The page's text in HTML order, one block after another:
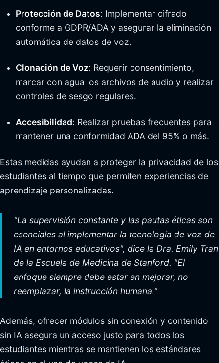
Protección de Datos: Implementar cifrado
conforme a GDPR/ADA y asegurar la eliminación
automática de datos de voz.
Clonación de Voz: Requerir consentimiento,
marcar con agua los archivos de audio y realizar
controles de sesgo regulares.
Accesibilidad: Realizar pruebas frecuentes para
mantener una conformidad ADA del 95% o más.
Estas medidas ayudan a proteger la privacidad de los
estudiantes al tiempo que permiten experiencias de
aprendizaje personalizadas.
"La supervisión constante y las pautas éticas son
esenciales al implementar la tecnología de voz de
IA en entornos educativos", dice la Dra. Emily Tran
de la Escuela de Medicina de Stanford. "El
enfoque siempre debe estar en mejorar, no
reemplazar, la instrucción humana."
Además, ofrecer módulos sin conexión y contenido
sin IA asegura un acceso justo para todos los
estudiantes mientras se mantienen los estándares